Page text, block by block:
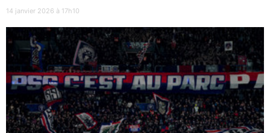
14 janvier 2026 à 17h10